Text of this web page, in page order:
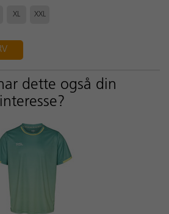
XL XXL
dette også din
interesse?